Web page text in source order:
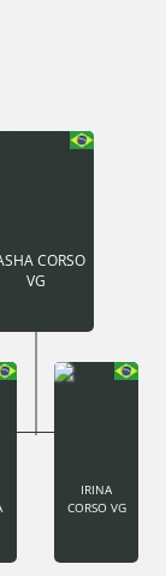
CORSO
VG
IRINA
CORSO VG